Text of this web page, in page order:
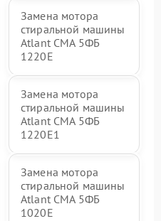
Замена мотора
стиральной машины
Atlant СМА 5ФБ
1220Е
Замена мотора
стиральной машины
Atlant СМА 5ФБ
1220Е1
Замена мотора
стиральной машины
Atlant СМА 5ФБ
1020Е